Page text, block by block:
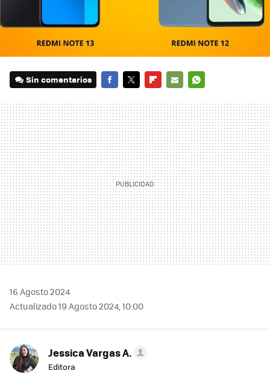
Sin comentarios
MAIL
16 Agosto 2024
Actualizado 19 Agosto 2024, 10:00
Jessica Vargas A.
Editora